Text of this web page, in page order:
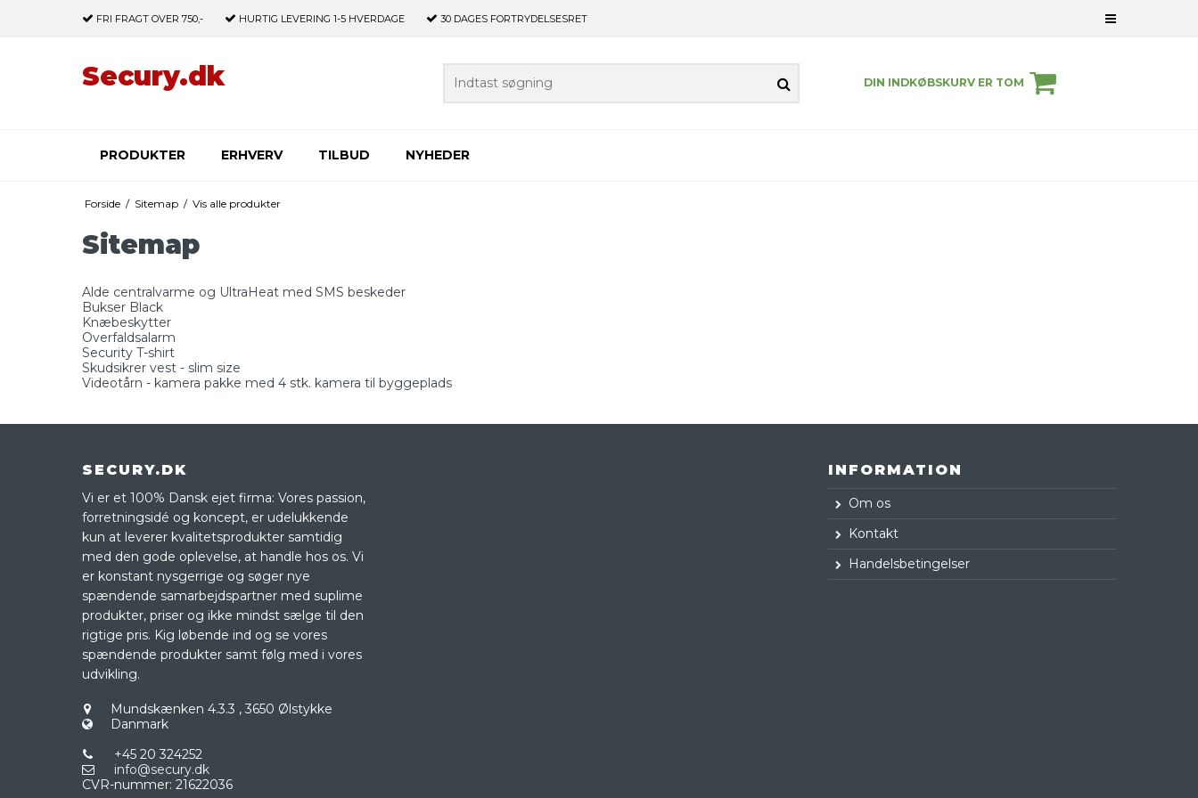
FRI FRAGT OVER 750,- HURTIG LEVERING 1-5 HVERDAGE 30 DAGES FORTRYDELSESRET
Secury.dk DIN INDKØBSKURV ER TOM
PRODUKTER ERHVERV TILBUD NYHEDER
Forside / Sitemap / Vis alle produkter
Sitemap
Alde centralvarme og UltraHeat med SMS beskeder
Bukser Black
Knæbeskytter
Overfaldsalarm
Security T-shirt
Skudsikrer vest - slim size
Videotårn - kamera pakke med 4 stk. kamera til byggeplads
SECURY.DK
Vi er et 100% Dansk ejet firma: Vores passion,
forretningsidé og koncept, er udelukkende
kun at leverer kvalitetsprodukter samtidig
med den gode oplevelse, at handle hos os. Vi
er konstant nysgerrige og søger nye
spændende samarbejdspartner med suplime
produkter, priser og ikke mindst sælge til den
rigtige pris. Kig løbende ind og se vores
spændende produkter samt følg med i vores
udvikling.
Mundskænken 4.3.3 , 3650 Ølstykke
Danmark
+45 20 324252
info@secury.dk
CVR-nummer: 21622036
INFORMATION
Om os
Kontakt
Handelsbetingelser